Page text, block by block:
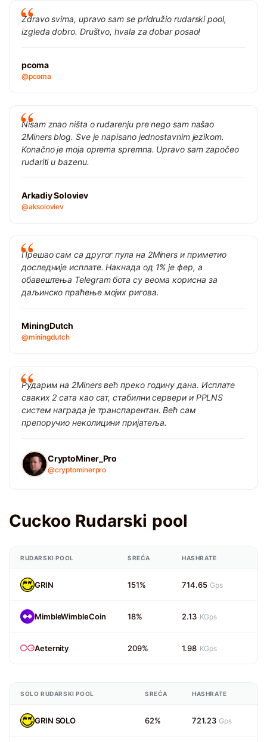
Zdravo svima, upravo sam se pridružio rudarski pool,
izgleda dobro. Društvo, hvala za dobar posao!
pcoma
@pcoma
Nisam znao ništa o rudarenju pre nego sam našao
2Miners blog. Sve je napisano jednostavnim jezikom.
Konačno je moja oprema spremna. Upravo sam započeo
rudariti u bazenu.
Arkadiy Soloviev
@aksoloviev
Прешао сам са другог пула на 2Miners и приметио
доследније исплате. Накнада од 1% је фер, а
обавештења Telegram бота су веома корисна за
даљинско праћење мојих ригова.
MiningDutch
@miningdutch
Рударим на 2Miners већ преко годину дана. Исплате
сваких 2 сата као сат, стабилни сервери и PPLNS
систем награда је транспарентан. Већ сам
препоручио неколицини пријатеља.
CryptoMiner_Pro
@cryptominerpro
Cuckoo Rudarski pool
RUDARSKI POOL SREĆA HASHRATE
GRIN 151% 714.65 Gps
MimbleWimbleCoin 18% 2.13 KGps
Aeternity 209% 1.98 KGps
SOLO RUDARSKI POOL SREĆA HASHRATE
GRIN SOLO 62% 721.23 Gps